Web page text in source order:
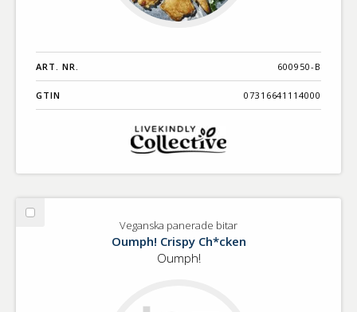
ART. NR. 600950-B
GTIN 07316641114000
Välj
Veganska panerade bitar
Oumph! Crispy Ch*cken
Oumph!